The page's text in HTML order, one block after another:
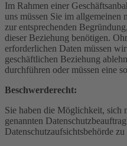
Im Rahmen einer
uns müssen Sie im
zur entsprechenden
dieser Beziehung benötigen.
erforderlichen Daten müssen
geschäftlichen Beziehung
durchführen oder müssen eine
Beschwerderecht:
Sie haben die Möglichkeit, sich
genannten
Datenschutzaufsichtsbehörde